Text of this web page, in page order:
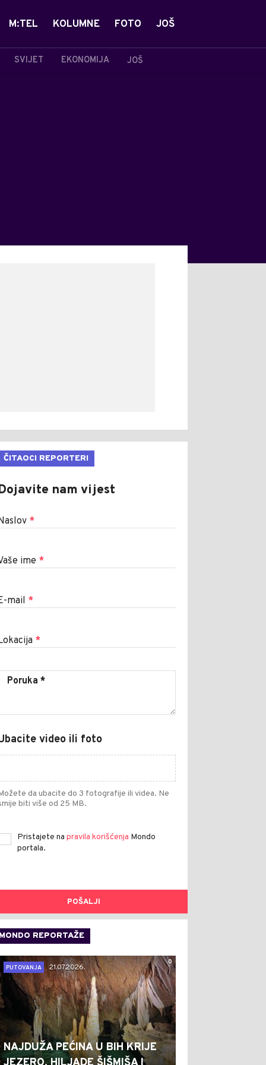
SVIJET EKONOMIJA JOŠ
M:TEL KOLUMNE FOTO JOŠ
ČITAOCI REPORTERI
nam vijest
*
ime *
mail *
*
video ili foto
da ubacite do 3 fotografije ili videa. Ne
biti više od 25 MB.
Pristajete na pravila korišćenja Mondo
portala.
POŠALJI
MONDO REPORTAŽE
0
PUTOVANJA
21.07.2026.
NAJDUŽA PEĆINA U BIH KRIJE